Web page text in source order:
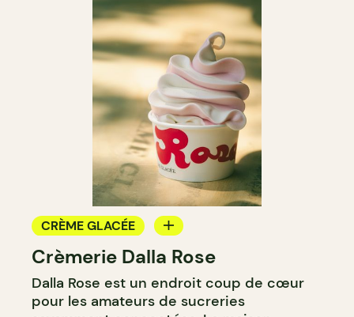
CRÈME GLACÉE
COMPTOIR
Crèmerie Dalla Rose
Dalla Rose est un endroit coup de cœur
pour les amateurs de sucreries